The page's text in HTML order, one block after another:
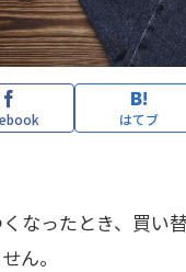
はてブ
なったとき、買い
ん。